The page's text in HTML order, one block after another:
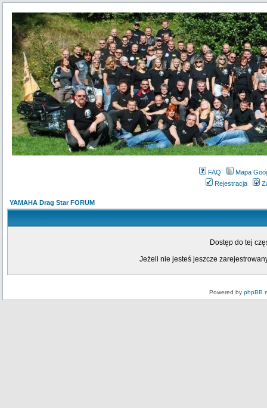
FAQ
Mapa
Rejestracja
YAMAHA Drag Star FORUM
Dostęp do tej
Jeżeli nie jesteś jeszcze
Powered by phpBB